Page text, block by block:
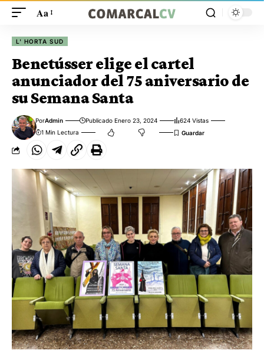
Aa
L' HORTA SUD
Benetússer elige el cartel
anunciador del 75 aniversario de
su Semana Santa
PorAdmin Publicado Enero 23, 2024
624 Vistas
1 Min Lectura